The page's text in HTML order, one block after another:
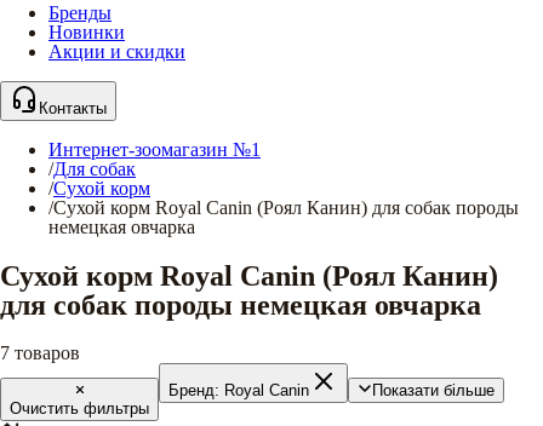
Бренды
Новинки
Акции и скидки
Контакты
Интернет-зоомагазин №1
/Для собак
/Сухой корм
/Сухой корм Royal Canin (Роял Канин) для собак породы
немецкая овчарка
Сухой корм Royal Canin (Роял Канин)
для собак породы немецкая овчарка
7 товаров
Очистить фильтры
Бренд: Royal Canin Показати більше